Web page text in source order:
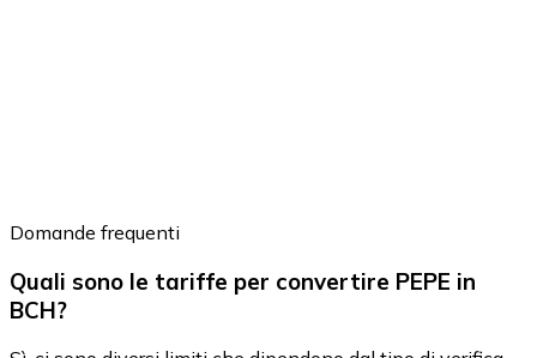
Domande frequenti
Quali sono le tariffe per convertire PEPE in
BCH?